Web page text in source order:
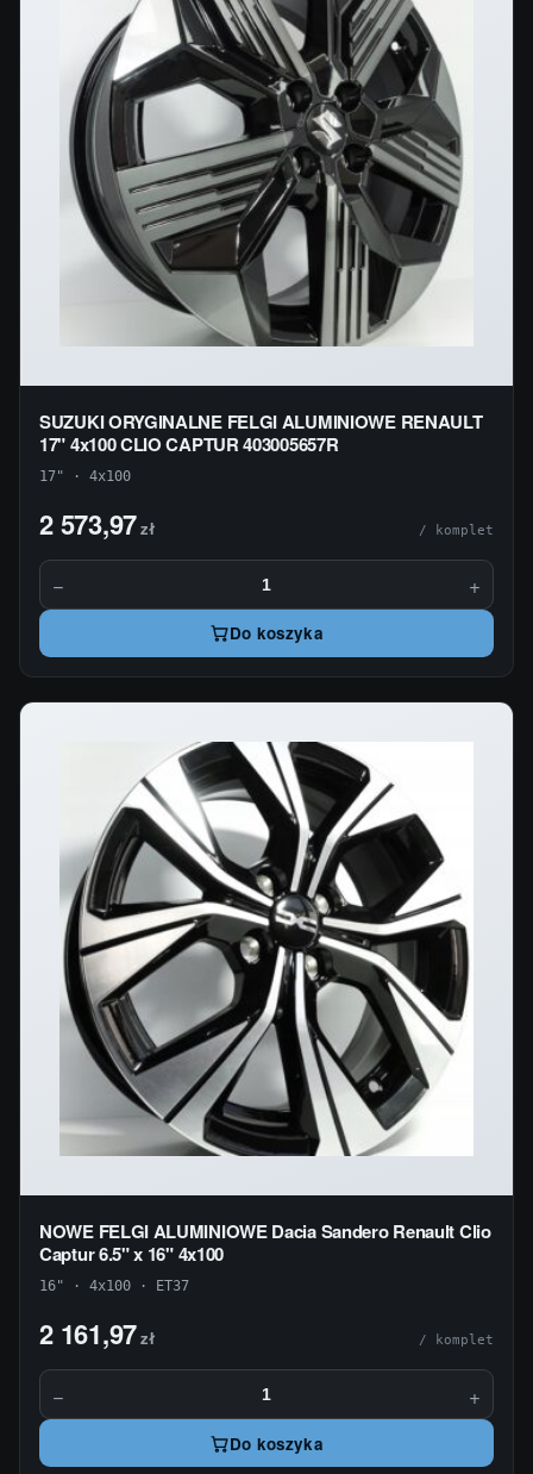
SUZUKI ORYGINALNE FELGI ALUMINIOWE RENAULT
17" 4x100 CLIO CAPTUR 403005657R
17" · 4x100
2 573,97zł / komplet
− +
Do koszyka
NOWE FELGI ALUMINIOWE Dacia Sandero Renault Clio
Captur 6.5" x 16" 4x100
16" · 4x100 · ET37
2 161,97zł / komplet
− +
Do koszyka